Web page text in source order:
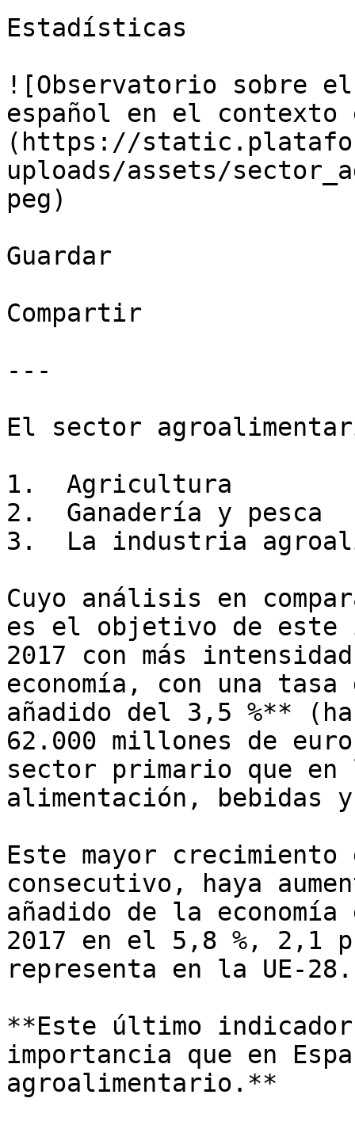
Estadísticas
![Observatorio sobre
español en el contexto
(https://
uploads/assets/
peg)
Guardar
Compartir
---
El sector
1.  Agricultura
2.  Ganadería y pesca
3.  La industria
Cuyo análisis en
es el objetivo de este
2017 con más
economía, con una
añadido del 3,5 %**
62.000 millones de
sector primario que
alimentación, bebidas
Este mayor
consecutivo, haya
añadido de la
2017 en el 5,8 %, 2,1
representa en la UE-
**Este último
importancia que en
agroalimentario.**